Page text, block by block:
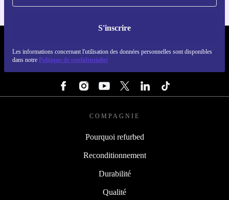
S'inscrire
Les informations concernant l'utilisation des données personnelles sont disponibles
dans notre Politique de confidentialité
COMPAGNIE
Pourquoi refurbed
Reconditionnement
Durabilité
Qualité